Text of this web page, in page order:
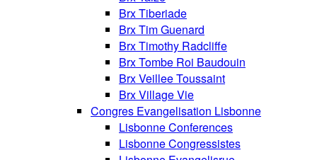
Brx Tiberiade
Brx Tim Guenard
Brx Timothy Radcliffe
Brx Tombe Roi Baudouin
Brx Veillee Toussaint
Brx Village Vie
Congres Evangelisation Lisbonne
Lisbonne Conferences
Lisbonne Congressistes